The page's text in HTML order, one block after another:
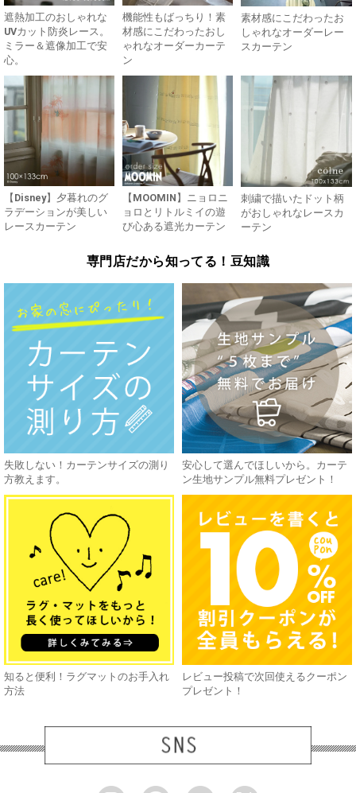
遮熱加工のおしゃれな
UVカット防炎レース。
ミラー＆遮像加工で安
心。
機能性もばっちり！素
材感にこだわったおし
ゃれなオーダーカーテ
ン
素材感にこだわったお
しゃれなオーダーレー
スカーテン
【Disney】夕暮れのグ
ラデーションが美しい
レースカーテン
【MOOMIN】ニョロニ
ョロとリトルミイの遊
び心ある遮光カーテン
刺繍で描いたドット柄
がおしゃれなレースカ
ーテン
専門店だから知ってる！豆知識
失敗しない！カーテンサイズの測り
方教えます。
安心して選んでほしいから。カーテ
ン生地サンプル無料プレゼント！
知ると便利！ラグマットのお手入れ
方法
レビュー投稿で次回使えるクーポン
プレゼント！